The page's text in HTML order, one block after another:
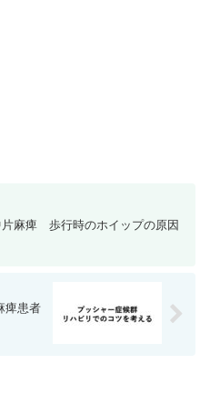
片麻痺 歩行時のホイップの原因
痺患者